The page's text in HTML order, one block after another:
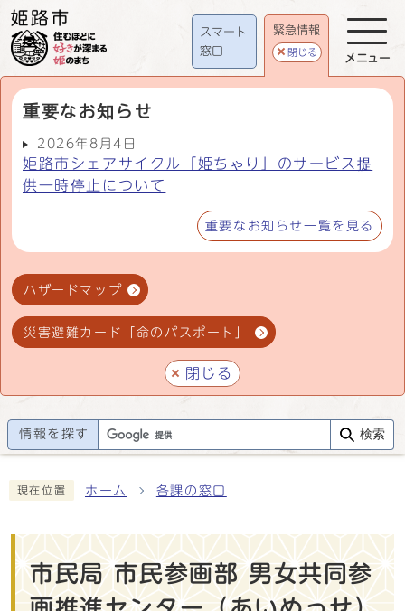
スマート
窓口
緊急情報
閉じる
重要なお知らせ
2026年8月4日
姫路市シェアサイクル「姫ちゃり」のサービス提
供一時停止について
重要なお知らせ一覧を見る
ハザードマップ
災害避難カード「命のパスポート」
閉じる
メニュー
情報を探す 検索
現在位置 ホーム 各課の窓口
市民局 市民参画部 男女共同参